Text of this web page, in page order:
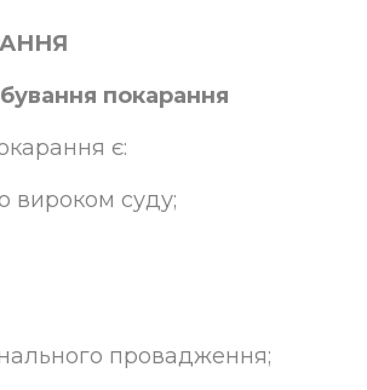
покарання
є:
вироком суду;
провадження;